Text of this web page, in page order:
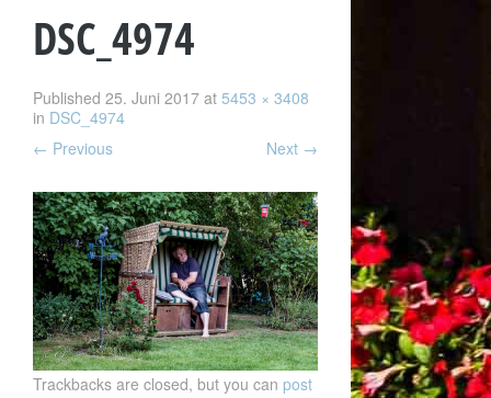
DSC_4974
Published 25. Juni 2017 at 5453 × 3408
in DSC_4974
← Previous Next →
Trackbacks are closed, but you can post